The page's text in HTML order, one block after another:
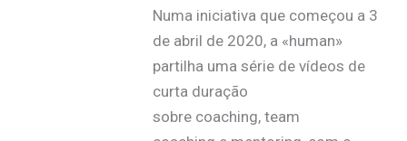
Numa iniciativa que começou a 3
de abril de 2020, a «human»
partilha uma série de vídeos de
curta duração
sobre coaching, team